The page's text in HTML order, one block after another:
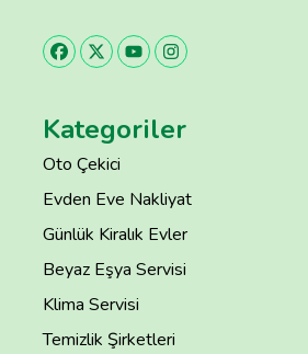
Kategoriler
Oto Çekici
Evden Eve Nakliyat
Günlük Kiralık Evler
Beyaz Eşya Servisi
Klima Servisi
Temizlik Şirketleri